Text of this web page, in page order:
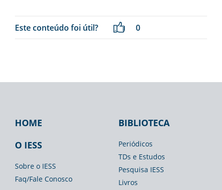
Este conteúdo foi útil? 0
Footer
IESS
HOME
O IESS
Sobre o IESS
Faq/Fale Conosco
Footer
Biblioteca
BIBLIOTECA
Periódicos
TDs e Estudos
Pesquisa IESS
Livros
Footer
Espaço
Imprensa